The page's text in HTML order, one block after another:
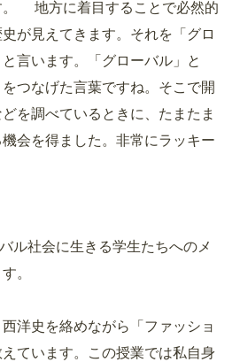
。 地方に着目することで必然的
が見えてきます。それを「グロ
言います。「グローバル」と
をつなげた言葉ですね。そこで開
を調べているときに、たまたま
会を得ました。非常にラッキー
ル社会に生きる学生たちへのメ
。
洋史を絡めながら「ファッショ
ています。この授業では私自身